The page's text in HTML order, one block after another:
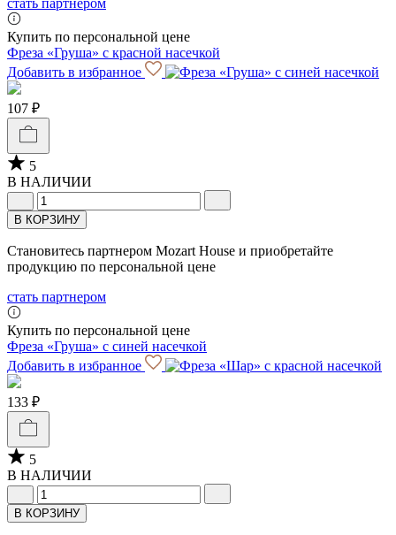
Купить по персональной цене
Фреза «Груша» с красной насечкой
Добавить в избранное
107 ₽
5
В НАЛИЧИИ
В КОРЗИНУ
Становитесь партнером Mozart House и приобретайте
продукцию по персональной цене
стать партнером
Купить по персональной цене
Фреза «Груша» с синей насечкой
Добавить в избранное
133 ₽
5
В НАЛИЧИИ
В КОРЗИНУ